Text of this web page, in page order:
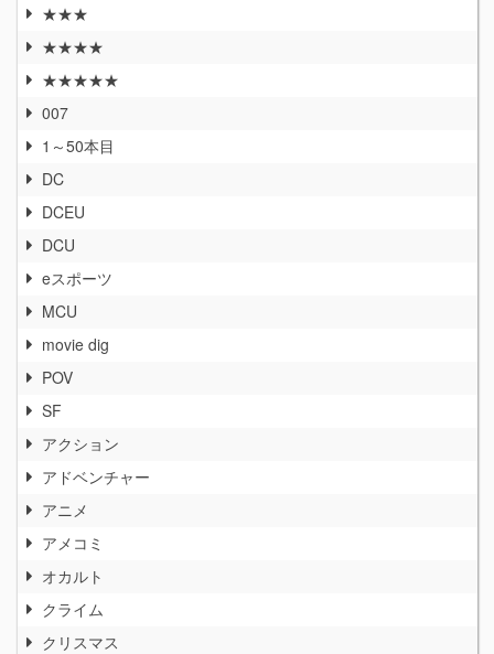
★★★
★★★★
★★★★★
007
1～50本目
DC
DCEU
DCU
eスポーツ
MCU
movie dig
POV
SF
アクション
アドベンチャー
アニメ
アメコミ
オカルト
クライム
クリスマス